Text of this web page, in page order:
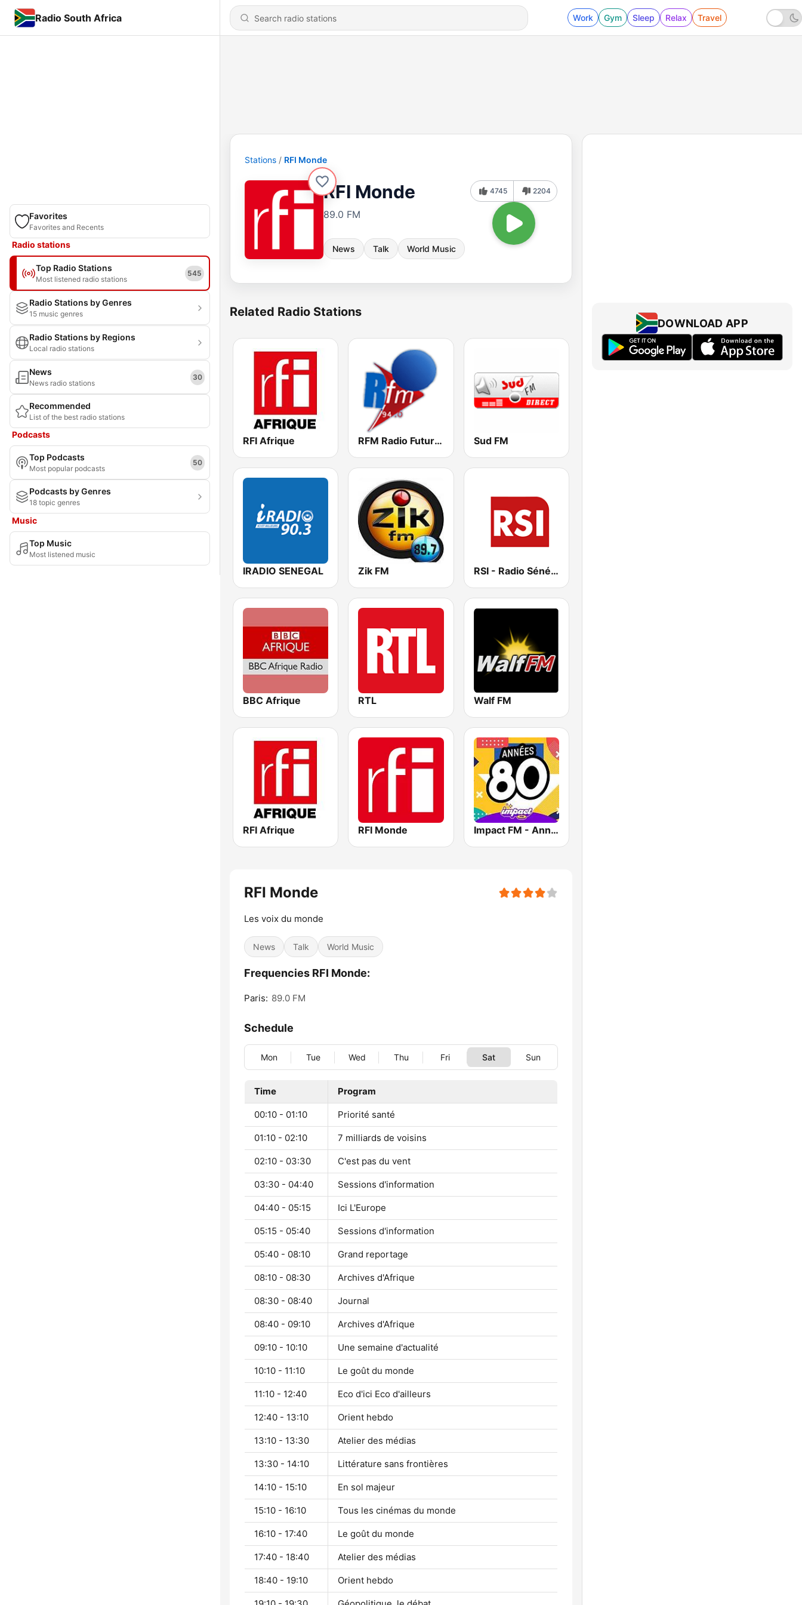
Radio South Africa Work Gym Sleep Relax Travel
Favorites
Favorites and Recents
Radio stations
Top Radio Stations
Most listened radio stations
545
Radio Stations by Genres
15 music genres
Radio Stations by Regions
Local radio stations
News
News radio stations
30
Recommended
List of the best radio stations
Podcasts
Top Podcasts
Most popular podcasts
50
Podcasts by Genres
18 topic genres
Music
Top Music
Most listened music
Stations RFI Monde
RFI Monde
89.0 FM
News Talk World Music
4745 2204
Related Radio Stations
RFI Afrique RFM Radio Futurs Medias 94.0 FM Sud FM
IRADIO SENEGAL Zik FM RSI - Radio Sénégal Internationale
BBC Afrique RTL Walf FM
RFI Afrique RFI Monde Impact FM - Années 80
RFI Monde
Les voix du monde
News Talk World Music
Frequencies RFI Monde:
Paris: 89.0 FM
Schedule
Mon Tue Wed Thu Fri Sat Sun
Time Program
00:10 - 01:10 Priorité santé
01:10 - 02:10 7 milliards de voisins
02:10 - 03:30 C'est pas du vent
03:30 - 04:40 Sessions d'information
04:40 - 05:15 Ici L'Europe
05:15 - 05:40 Sessions d'information
05:40 - 08:10 Grand reportage
08:10 - 08:30 Archives d'Afrique
08:30 - 08:40 Journal
08:40 - 09:10 Archives d'Afrique
09:10 - 10:10 Une semaine d'actualité
10:10 - 11:10 Le goût du monde
11:10 - 12:40 Eco d'ici Eco d'ailleurs
12:40 - 13:10 Orient hebdo
13:10 - 13:30 Atelier des médias
13:30 - 14:10 Littérature sans frontières
14:10 - 15:10 En sol majeur
15:10 - 16:10 Tous les cinémas du monde
16:10 - 17:40 Le goût du monde
17:40 - 18:40 Atelier des médias
18:40 - 19:10 Orient hebdo
DOWNLOAD APP